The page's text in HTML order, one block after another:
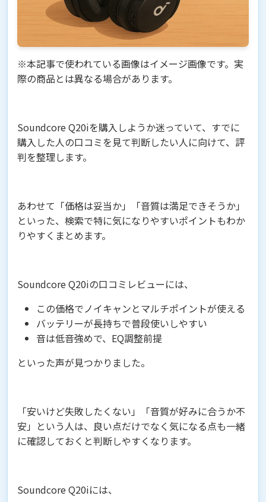
※本記事で使われている画像はイメージ画像です。実
際の商品とは異なる場合があります。
Soundcore Q20iを購入しようか迷っていて、すでに
購入した人の口コミを見て判断したい人に向けて、評
判を整理します。
あわせて「価格は妥当か」「音質は満足できそうか」
といった、検索で特に気になりやすいポイントもわか
りやすくまとめます。
Soundcore Q20iの口コミレビューには、
この価格でノイキャンとマルチポイントが使える
バッテリーが長持ちで普段使いしやすい
音は低音強めで、EQ調整前提
といった声が見つかりました。
「安いけど失敗したくない」「音質が好みに合うか不
安」という人は、良い点だけでなく気になる点も一緒
に確認しておくと判断しやすくなります。
Soundcore Q20iには、